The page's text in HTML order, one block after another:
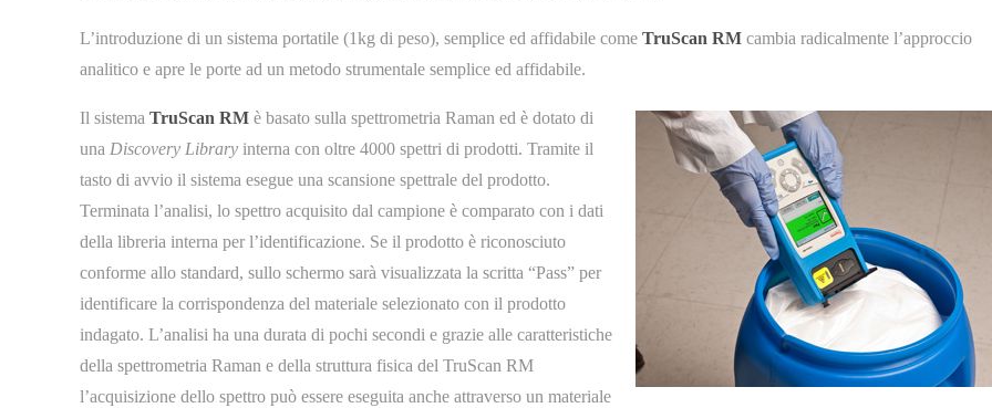
L’introduzione di un sistema portatile (1kg di peso), semplice ed affidabile come TruScan RM cambia radicalmente l’approccio
analitico e apre le porte ad un metodo strumentale semplice ed affidabile.
Il sistema TruScan RM è basato sulla spettrometria Raman ed è dotato di
una Discovery Library interna con oltre 4000 spettri di prodotti. Tramite il
tasto di avvio il sistema esegue una scansione spettrale del prodotto.
Terminata l’analisi, lo spettro acquisito dal campione è comparato con i dati
della libreria interna per l’identificazione. Se il prodotto è riconosciuto
conforme allo standard, sullo schermo sarà visualizzata la scritta “Pass” per
identificare la corrispondenza del materiale selezionato con il prodotto
indagato. L’analisi ha una durata di pochi secondi e grazie alle caratteristiche
della spettrometria Raman e della struttura fisica del TruScan RM
l’acquisizione dello spettro può essere eseguita anche attraverso un materiale